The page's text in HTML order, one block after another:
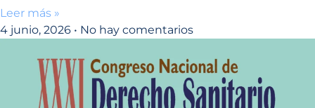
Leer más »
4 junio, 2026
No hay comentarios